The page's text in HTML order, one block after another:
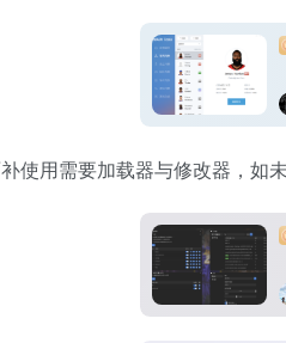
使用需要加载器与修改器，如